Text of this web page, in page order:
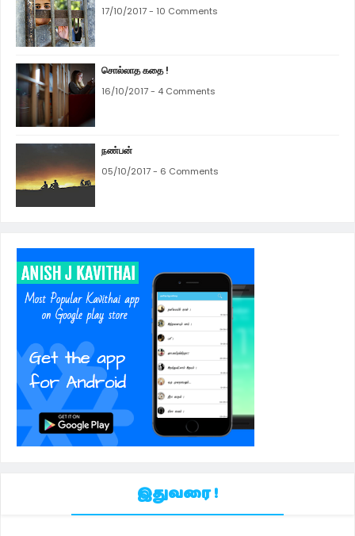
17/10/2017 - 10 Comments
சொல்லாத கதை !
16/10/2017 - 4 Comments
நண்பன்
05/10/2017 - 6 Comments
இதுவரை !